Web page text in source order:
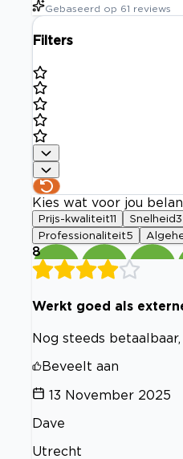
Gebaseerd op 61 reviews
Filters
Kies wat voor jou
Prijs-kwaliteit11 Snelheid3
Professionaliteit5
8
Werkt goed als
Nog steeds
Beveelt aan
13 November 2025
Dave
Utrecht